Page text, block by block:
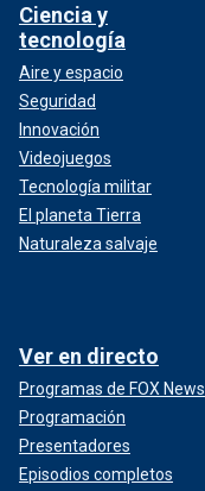
Ciencia y
tecnología
Aire y espacio
Seguridad
Innovación
Videojuegos
Tecnología militar
El planeta Tierra
Naturaleza salvaje
Ver en directo
Programas de FOX News
Programación
Presentadores
Episodios completos